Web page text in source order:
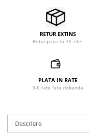
Microfoane wireless si
Stative de microfon
Studio si inregistrari
Accesorii de microfoane
Accesorii de rack
Accesorii echipamente
Controllere monitoare de
Convertoare AD/DA
RETUR EXTINS
Retur pana la 30 zile!
PLATA IN RATE
3-6 rate fara dobanda
Descriere